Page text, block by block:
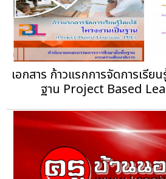
เอกสาร ก้าวแรกการจัดการเรีย
ฐาน Project Based